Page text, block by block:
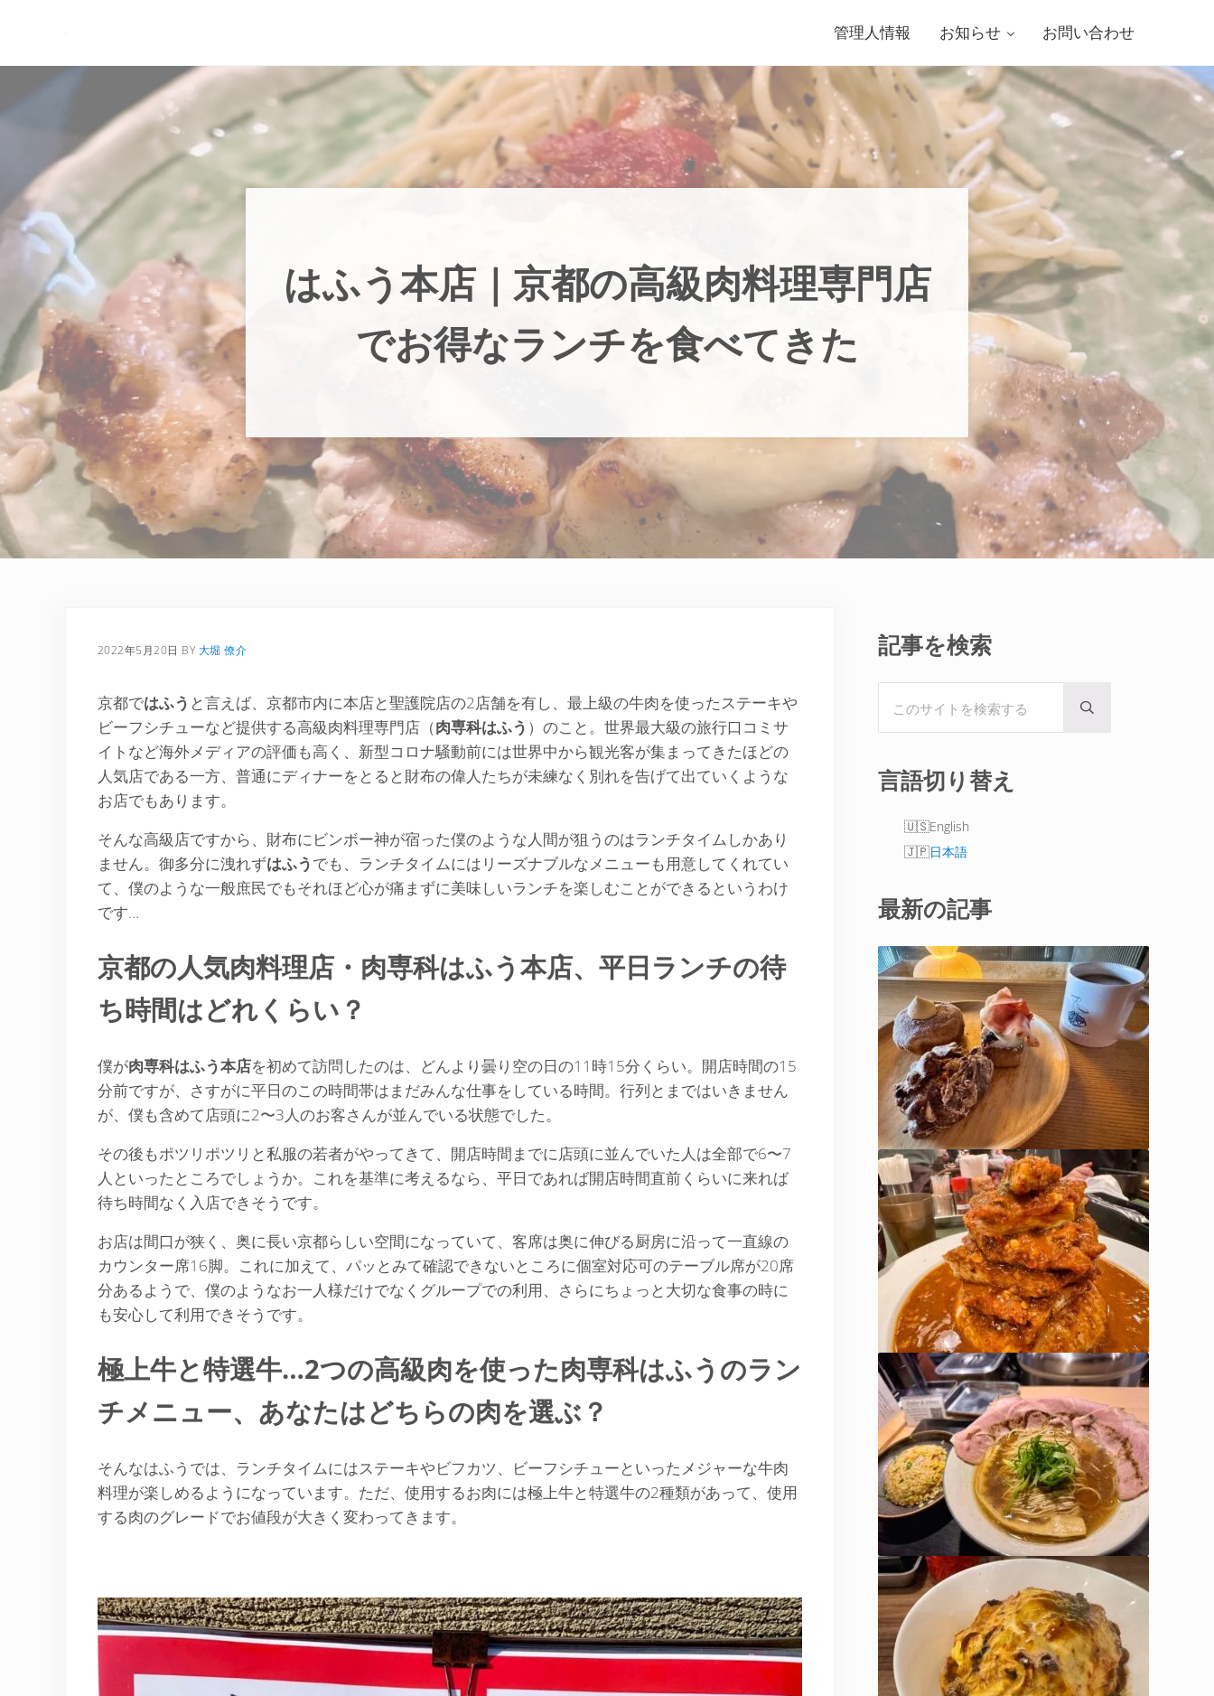
管理人情報 お知らせ お問い合わせ
はふう本店｜京都の高級肉料理専門店
でお得なランチを食べてきた
2022年5月20日 BY 大堀 僚介
京都ではふう と言えば、京都市内に本店と聖護院店の2店舗を有し、最上級の牛肉を使ったステーキや
ビーフシチューなど提供する高級肉料理専門店（肉専科はふう ）のこと。世界最大級の旅行口コミサ
イトなど海外メディアの評価も高く、新型コロナ騒動前には世界中から観光客が集まってきたほどの
人気店である一方、普通にディナーをとると財布の偉人たちが未練なく別れを告げて出ていくような
お店でもあります。
そんな高級店ですから、財布にビンボー神が宿った僕のような人間が狙うのはランチタイムしかあり
ません。御多分に洩れずはふうでも、ランチタイムにはリーズナブルなメニューも用意してくれてい
て、僕のような一般庶民でもそれほど心が痛まずに美味しいランチを楽しむことができるというわけ
です…
京都の人気肉料理店・肉専科はふう本店、平日ランチの待
ち時間はどれくらい？
僕が肉専科はふう本店を初めて訪問したのは、どんより曇り空の日の11時15分くらい。開店時間の15
分前ですが、さすがに平日のこの時間帯はまだみんな仕事をしている時間。行列とまではいきません
が、僕も含めて店頭に2〜3人のお客さんが並んでいる状態でした。
その後もポツリポツリと私服の若者がやってきて、開店時間までに店頭に並んでいた人は全部で6〜7
人といったところでしょうか。これを基準に考えるなら、平日であれば開店時間直前くらいに来れば
待ち時間なく入店できそうです。
お店は間口が狭く、奥に長い京都らしい空間になっていて、客席は奥に伸びる厨房に沿って一直線の
カウンター席16脚。これに加えて、パッとみて確認できないところに個室対応可のテーブル席が20席
分あるようで、僕のようなお一人様だけでなくグループでの利用、さらにちょっと大切な食事の時に
も安心して利用できそうです。
極上牛と特選牛…2つの高級肉を使った肉専科はふうのラン
チメニュー、あなたはどちらの肉を選ぶ？
そんなはふうでは、ランチタイムにはステーキやビフカツ、ビーフシチューといったメジャーな牛肉
料理が楽しめるようになっています。ただ、使用するお肉には極上牛と特選牛の2種類があって、使用
する肉のグレードでお値段が大きく変わってきます。
Sidebar
記事を検索
Submit search
言語切り替え
English
日本語
最新の記事